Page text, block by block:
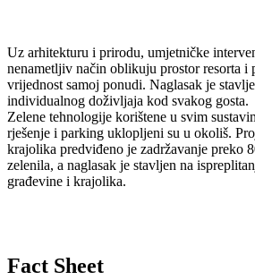
Uz arhitekturu i prirodu, umjetničke
nenametljiv način oblikuju prostor resorta i
vrijednost samoj ponudi. Naglasak je
individualnog doživljaja kod svakog gosta.
Zelene tehnologije korištene u svim
rješenje i parking uklopljeni su u okoliš.
krajolika predviđeno je zadržavanje preko
zelenila, a naglasak je stavljen na
građevine i krajolika.
Fact Sheet